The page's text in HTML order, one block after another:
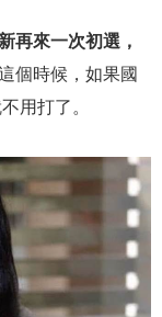
再來一次初選，
個時候，如果國
用打了。